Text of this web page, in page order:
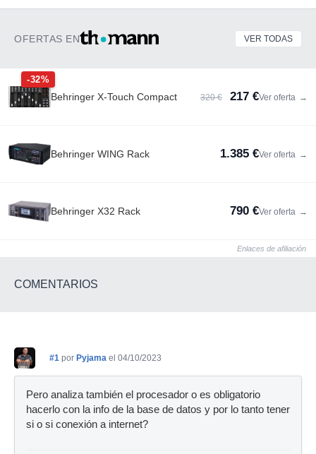
OFERTAS EN VER TODAS
-32%
Behringer X-Touch Compact 320 € 217 €Ver oferta →
Behringer WING Rack 1.385 €Ver oferta →
Behringer X32 Rack 790 €Ver oferta →
Enlaces de afiliación
COMENTARIOS
#1 por Pyjama el 04/10/2023
Pero analiza también el procesador o es obligatorio
hacerlo con la info de la base de datos y por lo tanto tener
si o si conexión a internet?